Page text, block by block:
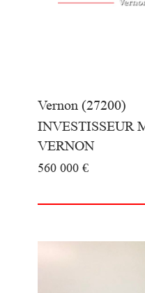
Vernon (27200)
INVESTISSEUR
VERNON
560 000 €